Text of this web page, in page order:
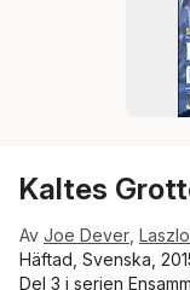
Kaltes
Av Joe Dever
Häftad, Svenska,
Del 3 i serien